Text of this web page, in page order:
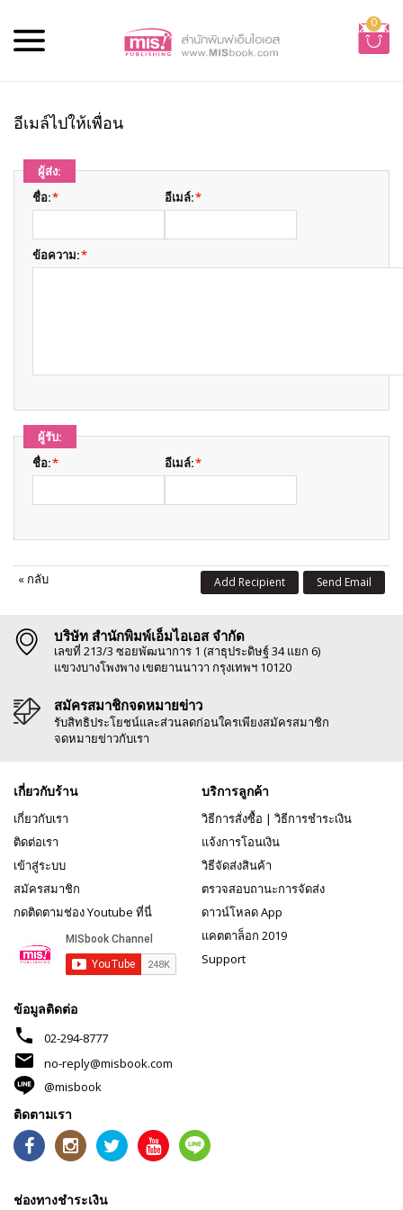
0
อีเมล์ไปให้เพื่อน
ผู้ส่ง:
*
ชื่อ: *
อีเมล์:
*
ข้อความ:
ผู้รับ:
*
ชื่อ: *
อีเมล์:
« กลับ Send Email
Add Recipient
บริษัท สำนักพิมพ์เอ็มไอเอส จำกัด
เลขที่ 213/3 ซอยพัฒนาการ 1 (สาธุประดิษฐ์ 34 แยก 6)
แขวงบางโพงพาง เขตยานนาวา กรุงเทพฯ 10120
สมัครสมาชิกจดหมายข่าว
รับสิทธิประโยชน์และส่วนลดก่อนใครเพียงสมัครสมาชิก
จดหมายข่าวกับเรา
เกี่ยวกับร้าน
เกี่ยวกับเรา
ติดต่อเรา
เข้าสู่ระบบ
สมัครสมาชิก
กดติดตามช่อง Youtube ที่นี่
บริการลูกค้า
วิธีการสั่งซื้อ | วิธีการชำระเงิน
แจ้งการโอนเงิน
วิธีจัดส่งสินค้า
ตรวจสอบถานะการจัดส่ง
ดาวน์โหลด App
แคตตาล็อก 2019
Support
ข้อมูลติดต่อ
phone 02-294-8777
mail
no-reply@misbook.com
@misbook
ติดตามเรา
ช่องทางชำระเงิน